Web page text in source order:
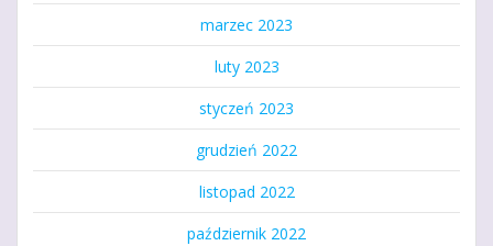
marzec 2023
luty 2023
styczeń 2023
grudzień 2022
listopad 2022
październik 2022